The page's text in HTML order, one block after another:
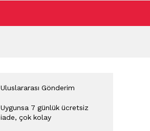
Uluslararası Gönderim
Uygunsa 7 günlük ücretsiz
iade, çok kolay